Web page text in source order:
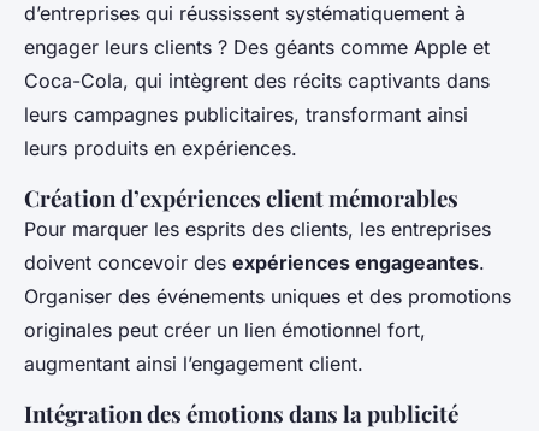
d’entreprises qui réussissent systématiquement à
engager leurs clients ? Des géants comme Apple et
Coca-Cola, qui intègrent des récits captivants dans
leurs campagnes publicitaires, transformant ainsi
leurs produits en expériences.
Création d’expériences client mémorables
Pour marquer les esprits des clients, les entreprises
doivent concevoir des expériences engageantes.
Organiser des événements uniques et des promotions
originales peut créer un lien émotionnel fort,
augmentant ainsi l’engagement client.
Intégration des émotions dans la publicité